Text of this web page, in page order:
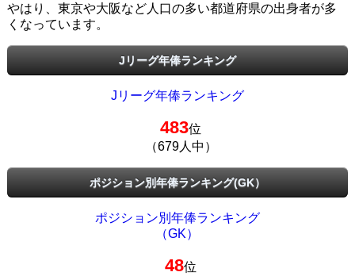
やはり、東京や大阪など人口の多い都道府県の出身者が多
くなっています。
Jリーグ年俸ランキング
Jリーグ年俸ランキング
483位
（679人中）
ポジション別年俸ランキング(GK）
ポジション別年俸ランキング
（GK）
48位